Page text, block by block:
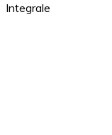
Integrale